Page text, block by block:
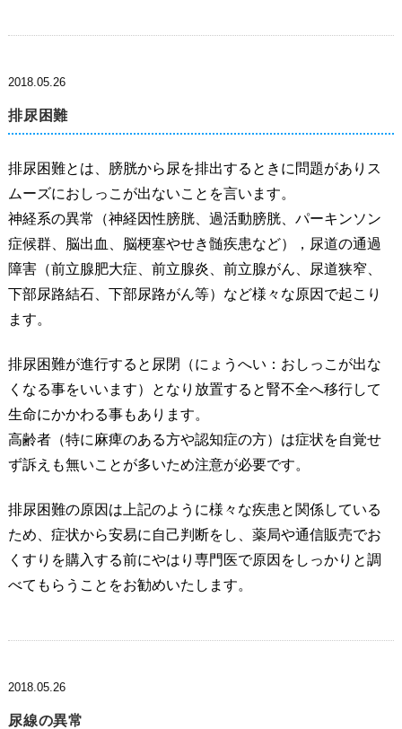
2018.05.26
排尿困難
排尿困難とは、膀胱から尿を排出するときに問題がありス
ムーズにおしっこが出ないことを言います。
神経系の異常（神経因性膀胱、過活動膀胱、パーキンソン
症候群、脳出血、脳梗塞やせき髄疾患など），尿道の通過
障害（前立腺肥大症、前立腺炎、前立腺がん、尿道狭窄、
下部尿路結石、下部尿路がん等）など様々な原因で起こり
ます。
排尿困難が進行すると尿閉（にょうへい：おしっこが出な
くなる事をいいます）となり放置すると腎不全へ移行して
生命にかかわる事もあります。
高齢者（特に麻痺のある方や認知症の方）は症状を自覚せ
ず訴えも無いことが多いため注意が必要です。
排尿困難の原因は上記のように様々な疾患と関係している
ため、症状から安易に自己判断をし、薬局や通信販売でお
くすりを購入する前にやはり専門医で原因をしっかりと調
べてもらうことをお勧めいたします。
2018.05.26
尿線の異常